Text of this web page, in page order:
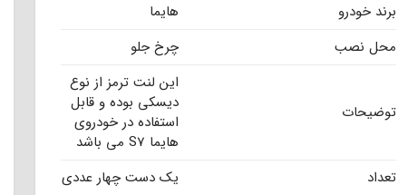
برند خودرو
هایما
محل نصب
چرخ جلو
توضیحات
این لنت ترمز از نوع
دیسکی بوده و قابل
استفاده در خودروی
هایما S7 می باشد
تعداد
یک دست چهار عددی